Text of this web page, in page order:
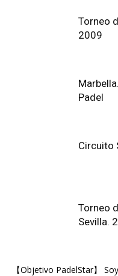
Torneo
2009
Padel
Circuito
Torneo
Sevilla.
【Objetivo PadelStar】